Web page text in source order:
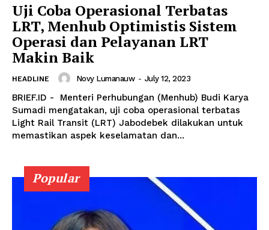
Uji Coba Operasional Terbatas
LRT, Menhub Optimistis Sistem
Operasi dan Pelayanan LRT
Makin Baik
HEADLINE Novy Lumanauw - July 12, 2023
BRIEF.ID - Menteri Perhubungan (Menhub) Budi Karya
Sumadi mengatakan, uji coba operasional terbatas
Light Rail Transit (LRT) Jabodebek dilakukan untuk
memastikan aspek keselamatan dan...
Popular